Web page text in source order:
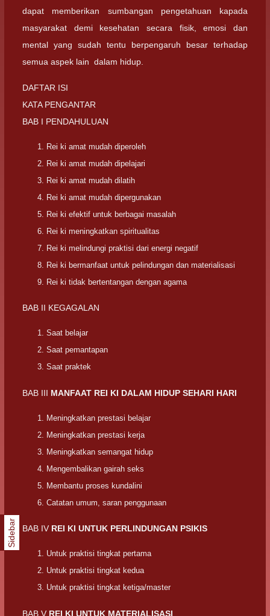
dapat memberikan sumbangan pengetahuan kapada
masyarakat demi kesehatan secara fisik, emosi dan
mental yang sudah tentu berpengaruh besar terhadap
semua aspek lain dalam hidup.
DAFTAR ISI
KATA PENGANTAR
BAB I PENDAHULUAN
Rei ki amat mudah diperoleh
Rei ki amat mudah dipelajari
Rei ki amat mudah dilatih
Rei ki amat mudah dipergunakan
Rei ki efektif untuk berbagai masalah
Rei ki meningkatkan spiritualitas
Rei ki melindungi praktisi dari energi negatif
Rei ki bermanfaat untuk pelindungan dan materialisasi
Rei ki tidak bertentangan dengan agama
BAB II KEGAGALAN
Saat belajar
Saat pemantapan
Saat praktek
BAB III MANFAAT REI KI DALAM HIDUP SEHARI HARI
Meningkatkan prestasi belajar
Meningkatkan prestasi kerja
Meningkatkan semangat hidup
Mengembalikan gairah seks
Membantu proses kundalini
Catatan umum, saran penggunaan
BAB IV REI KI UNTUK PERLINDUNGAN PSIKIS
Untuk praktisi tingkat pertama
Untuk praktisi tingkat kedua
Untuk praktisi tingkat ketiga/master
BAB V REI KI UNTUK MATERIALISASI
Sidebar